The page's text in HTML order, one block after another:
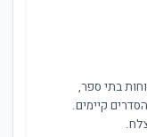
בתי ספר,
קיימים.